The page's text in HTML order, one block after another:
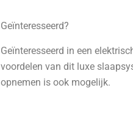
Geïnteresseerd?
Geïnteresseerd in een
voordelen van dit luxe
opnemen is ook mogelijk.